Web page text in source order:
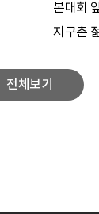
본대회
지구촌
전체보기